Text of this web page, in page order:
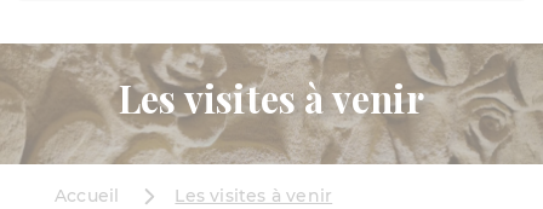
Les visites à venir
Accueil Les visites à venir